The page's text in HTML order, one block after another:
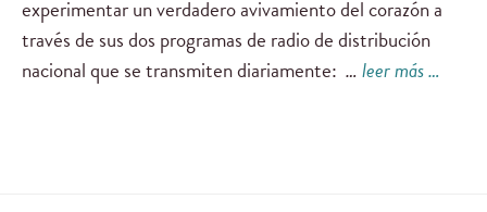
experimentar un verdadero avivamiento del corazón a
través de sus dos programas de radio de distribución
nacional que se transmiten diariamente: …leer más …